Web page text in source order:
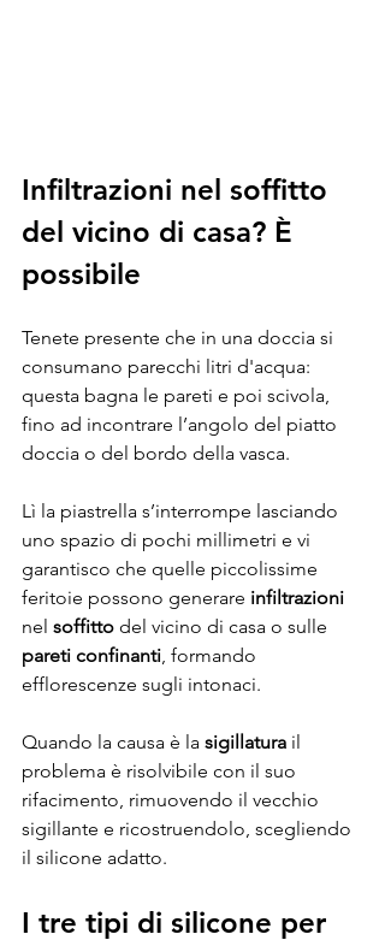
Infiltrazioni nel soffitto
del vicino di casa? È
possibile
Tenete presente che in una doccia si
consumano parecchi litri d'acqua:
questa bagna le pareti e poi scivola,
fino ad incontrare l’angolo del piatto
doccia o del bordo della vasca.
Lì la piastrella s’interrompe lasciando
uno spazio di pochi millimetri e vi
garantisco che quelle piccolissime
feritoie possono generare infiltrazioni
nel soffitto del vicino di casa o sulle
pareti confinanti , formando
efflorescenze sugli intonaci.
Quando la causa è la sigillatura il
problema è risolvibile con il suo
rifacimento, rimuovendo il vecchio
sigillante e ricostruendolo, scegliendo
il silicone adatto.
I tre tipi di silicone per